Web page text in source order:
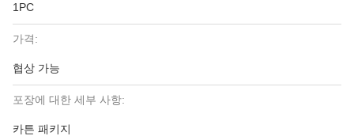
1PC
가격:
협상 가능
포장에 대한 세부 사항:
카튼 패키지